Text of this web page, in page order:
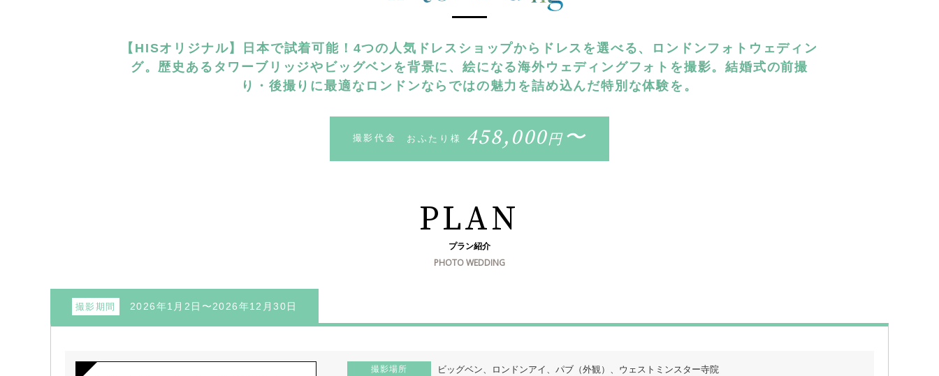
【HISオリジナル】日本で試着可能！4つの人気ドレスショップからドレスを選べる、ロンドンフォトウェディン
グ。歴史あるタワーブリッジやビッグベンを背景に、絵になる海外ウェディングフォトを撮影。結婚式の前撮
り・後撮りに最適なロンドンならではの魅力を詰め込んだ特別な体験を。
撮影代金 おふたり様 458,000円 〜
PLAN
プラン紹介
PHOTO WEDDING
撮影期間 2026年1月2日〜2026年12月30日
撮影場所 ビッグベン、ロンドンアイ、パブ（外観）、ウェストミンスター寺院